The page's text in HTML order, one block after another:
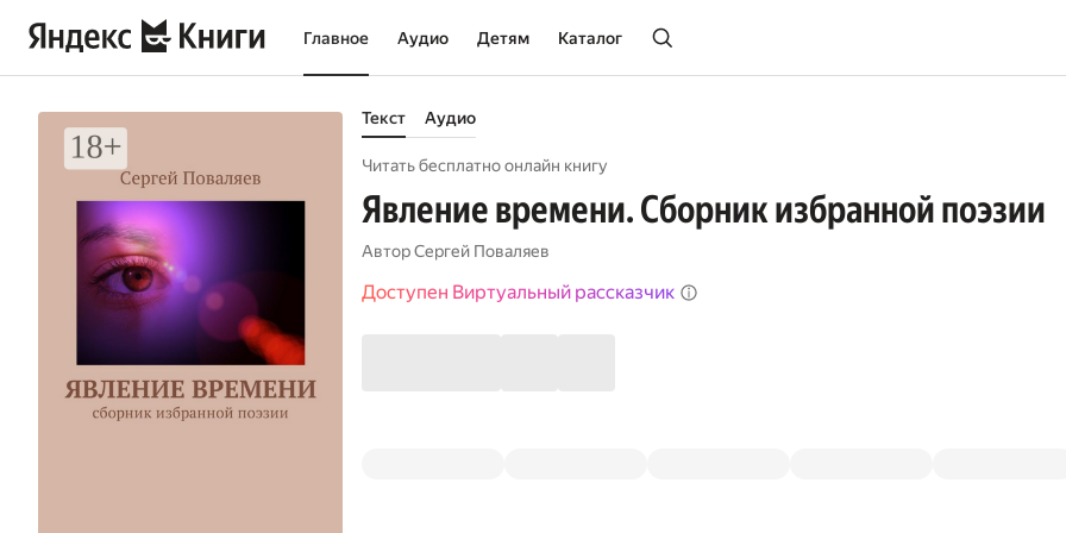
Главное Аудио Детям Каталог
Текст Аудио
Читать бесплатно онлайн книгу
Явление времени. Сборник избранной поэзии
АвторСергей Поваляев
Доступен Виртуальный рассказчик